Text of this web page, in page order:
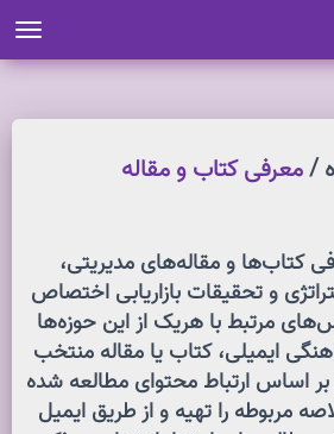
/معرفی کتاب و مقاله
کتاب‌ها و مقاله‌های مدیریتی،
و تحقیقات بازاریابی اختصاص
مرتبط با هریک از این حوزه‌ها
ایمیلی، کتاب یا مقاله منتخب
بر اساس ارتباط محتوای مطالعه شده
مربوطه را تهیه و از طریق ایمیل